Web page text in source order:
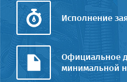
Исполнение
Официальное
минимальной